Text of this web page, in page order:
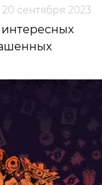
20 сентября 2023